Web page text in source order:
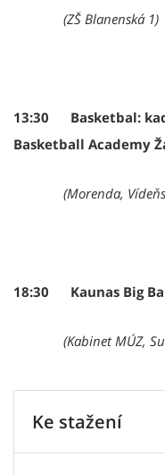
(ZŠ Blanenská 1)
13:30 Basketbal:
Basketball Academy
(Morenda,
18:30 Kaunas Big
(Kabinet MÚZ,
Ke stažení